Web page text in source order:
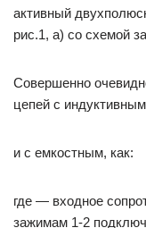
активный
рис.1, а) со схемой
Совершенно
цепей с
и с емкостным, как:
где — входное
зажимам 1-2